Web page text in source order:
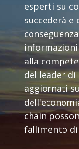
esperti su
succederà e
alla
del leader
aggiornati
chain
fallimento di